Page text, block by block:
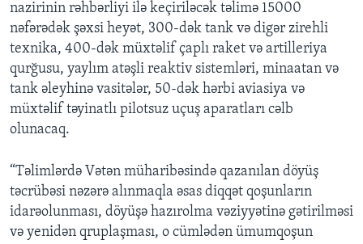
nazirinin rəhbərliyi ilə keçiriləcək təlimə 15000
nəfərədək şəxsi heyət, 300-dək tank və digər zirehli
texnika, 400-dək müxtəlif çaplı raket və artilleriya
qurğusu, yaylım atəşli reaktiv sistemləri, minaatan və
tank əleyhinə vasitələr, 50-dək hərbi aviasiya və
müxtəlif təyinatlı pilotsuz uçuş aparatları cəlb
olunacaq.
“Təlimlərdə Vətən müharibəsində qazanılan döyüş
təcrübəsi nəzərə alınmaqla əsas diqqət qoşunların
idarəolunması, döyüşə hazırolma vəziyyətinə gətirilməsi
və yenidən qruplaşması, o cümlədən ümumqoşun